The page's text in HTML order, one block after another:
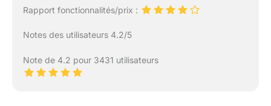
Rapport fonctionnalités/prix :
Notes des utilisateurs 4.2/5
Note de 4.2 pour 3431 utilisateurs